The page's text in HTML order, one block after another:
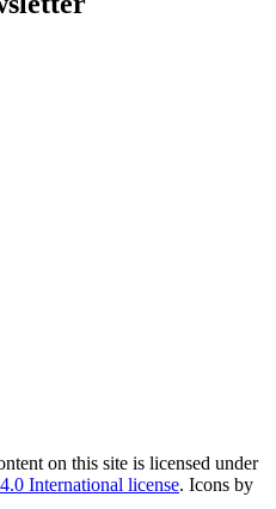
on this site is licensed under
International license. Icons by